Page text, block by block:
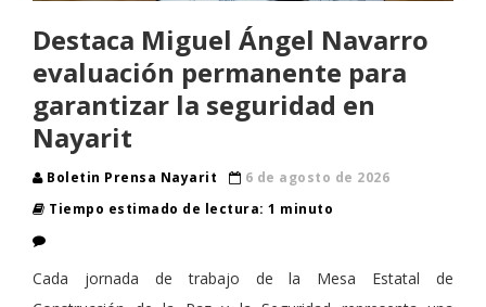
Destaca Miguel Ángel Navarro
evaluación permanente para
garantizar la seguridad en
Nayarit
Boletin Prensa Nayarit
6 de agosto de 2026
Tiempo estimado de lectura: 1 minuto
Cada jornada de trabajo de la Mesa Estatal de